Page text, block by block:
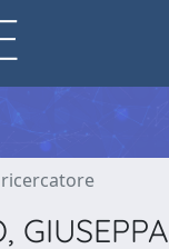
GIUSEPPA